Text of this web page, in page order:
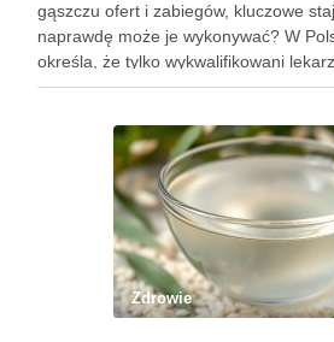
gąszczu ofert i zabiegów, kluczowe
naprawdę może je wykonywać? W
określa, że tylko wykwalifikowani
przeprowadzać zabiegi medycyny
Zdrowie